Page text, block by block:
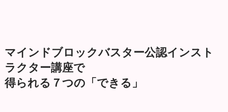
マインドブロックバスター公認インスト
ラクター講座で
得られる７つの「できる」